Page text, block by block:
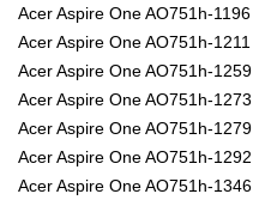
Acer Aspire One AO751h-1196
Acer Aspire One AO751h-1211
Acer Aspire One AO751h-1259
Acer Aspire One AO751h-1273
Acer Aspire One AO751h-1279
Acer Aspire One AO751h-1292
Acer Aspire One AO751h-1346